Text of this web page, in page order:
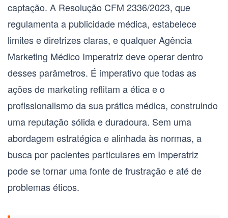
captação. A Resolução CFM 2336/2023, que
regulamenta a publicidade médica, estabelece
limites e diretrizes claras, e qualquerAgência
Marketing Médico Imperatriz deve operar dentro
desses parâmetros. É imperativo que todas as
ações de marketing reflitam a ética e o
profissionalismo da sua prática médica, construindo
uma reputação sólida e duradoura. Sem uma
abordagem estratégica e alinhada às normas, a
busca por pacientes particulares em Imperatriz
pode se tornar uma fonte de frustração e até de
problemas éticos.